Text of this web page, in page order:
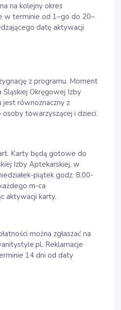
na kolejny okres
w terminie od 1–go do 20–
datę aktywacji
z programu. Moment
Śląskiej Okręgowej Izby
jest równoznaczny z
towarzyszącej i dzieci.
Karty będą gotowe do
Izby Aptekarskiej, w
piątek godz. 8.00-
m-ca
aktywacji karty.
można zgłaszać na
Reklamacje
14 dni od daty